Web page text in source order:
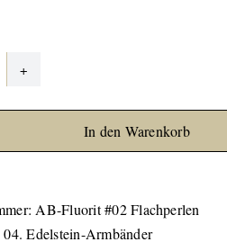
In den Warenkorb
AB-Fluorit #02 Flachperlen
04. Edelstein-Armbänder